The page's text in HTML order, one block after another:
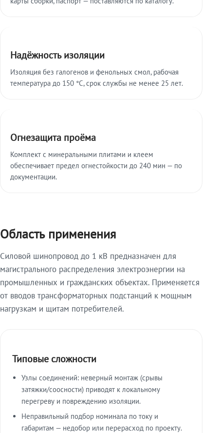
Надёжность изоляции
Изоляция без галогенов и фенольных смол, рабочая
температура до 150 °C, срок службы не менее 25 лет.
Огнезащита проёма
Комплект с минеральными плитами и клеем
обеспечивает предел огнестойкости до 240 мин — по
документации.
Область применения
Силовой шинопровод до 1 кВ предназначен для
магистрального распределения электроэнергии на
промышленных и гражданских объектах. Применяется
от вводов трансформаторных подстанций к мощным
нагрузкам и щитам потребителей.
Типовые сложности
Узлы соединений: неверный монтаж (срывы
затяжки/соосности) приводят к локальному
перегреву и повреждению изоляции.
Неправильный подбор номинала по току и
габаритам — недобор или перерасход по проекту.